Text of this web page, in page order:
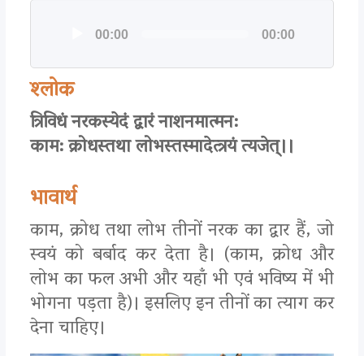
00:00 00:00
श्लोक
त्रिविधं नरकस्येदं द्वारं नाशनमात्मन:
काम: क्रोधस्तथा लोभस्तस्मादेत्त्रयं त्यजेत्।।
भावार्थ
काम, क्रोध तथा लोभ तीनों नरक का द्वार हैं, जो
स्वयं को बर्बाद कर देता है। (काम, क्रोध और
लोभ का फल अभी और यहाँ भी एवं भविष्य में भी
भोगना पड़ता है)। इसलिए इन तीनों का त्याग कर
देना चाहिए।